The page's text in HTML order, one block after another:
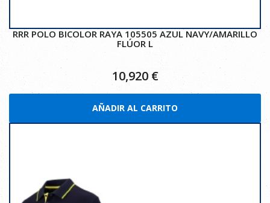
RRR POLO BICOLOR RAYA 105505 AZUL NAVY/AMARILLO
FLÚOR L
10,920€
AÑADIR AL CARRITO